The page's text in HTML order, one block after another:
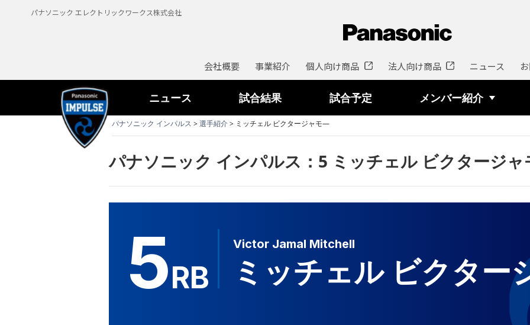
パナソニック エレクトリックワークス株式会社
会社概要 事業紹介 個人向け商品 法人向け商品 ニュース
ニュース 試合結果 試合予定 メンバー紹介
パナソニック インパルス >選手紹介> ミッチェル ビクタージャモ―
パナソニック インパルス：5 ミッチェル ビクタージ
5RB
Victor Jamal Mitchell
ミッチェル ビクタ